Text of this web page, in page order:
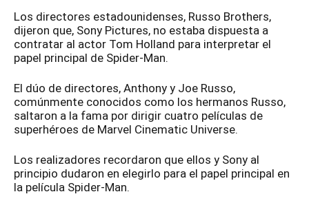
Los directores estadounidenses, Russo Brothers,
dijeron que, Sony Pictures, no estaba dispuesta a
contratar al actor Tom Holland para interpretar el
papel principal de Spider-Man.
El dúo de directores, Anthony y Joe Russo,
comúnmente conocidos como los hermanos Russo,
saltaron a la fama por dirigir cuatro películas de
superhéroes de Marvel Cinematic Universe.
Los realizadores recordaron que ellos y Sony al
principio dudaron en elegirlo para el papel principal en
la película Spider-Man.